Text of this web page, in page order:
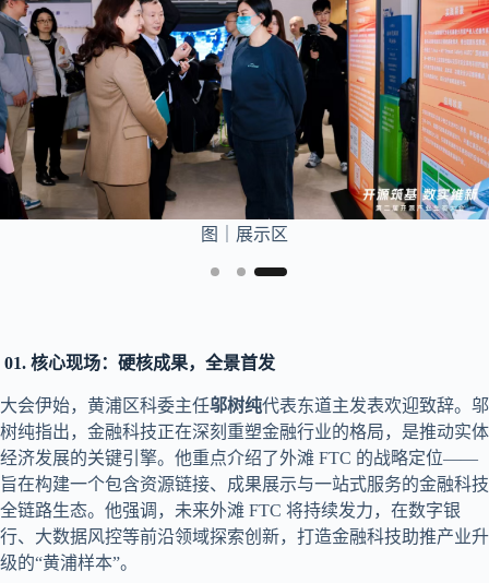
图｜展示区
01. 核心现场：硬核成果，全景首发
大会伊始，黄浦区科委主任邬树纯代表东道主发表欢迎致辞。邬
树纯指出，金融科技正在深刻重塑金融行业的格局，是推动实体
经济发展的关键引擎。他重点介绍了外滩 FTC 的战略定位——
旨在构建一个包含资源链接、成果展示与一站式服务的金融科技
全链路生态。他强调，未来外滩 FTC 将持续发力，在数字银
行、大数据风控等前沿领域探索创新，打造金融科技助推产业升
级的“黄浦样本”。